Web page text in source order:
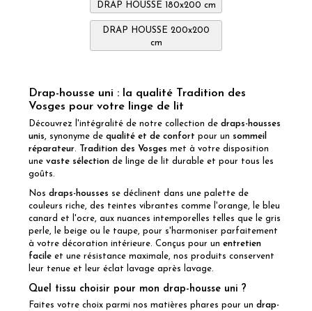
DRAP HOUSSE 180x200 cm
DRAP HOUSSE 200x200
cm
Drap-housse uni : la qualité Tradition des
Vosges pour votre linge de lit
Découvrez l'intégralité de notre collection de draps-housses
unis, synonyme de qualité et de confort pour un sommeil
réparateur. Tradition des Vosges met à votre disposition
une vaste sélection de linge de lit durable et pour tous les
goûts.
Nos draps-housses se déclinent dans une palette de
couleurs riche, des teintes vibrantes comme l'orange, le bleu
canard et l'ocre, aux nuances intemporelles telles que le gris
perle, le beige ou le taupe, pour s'harmoniser parfaitement
à votre décoration intérieure. Conçus pour un entretien
facile et une résistance maximale, nos produits conservent
leur tenue et leur éclat lavage après lavage.
Quel tissu choisir pour mon drap-housse uni ?
Faites votre choix parmi nos matières phares pour un drap-